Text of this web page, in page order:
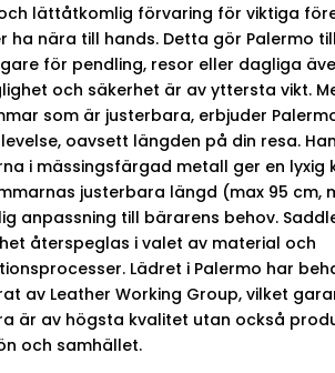
lättåtkomlig förvaring för viktiga
ha nära till hands. Detta gör Palermo
för pendling, resor eller dagliga
och säkerhet är av yttersta vikt.
som är justerbara, erbjuder
oavsett längden på din resa.
i mässingsfärgad metall ger en lyxig
justerbara längd (max 95 cm,
anpassning till bärarens behov.
återspeglas i valet av material och
Lädret i Palermo har
av Leather Working Group, vilket
är av högsta kvalitet utan också
och samhället.